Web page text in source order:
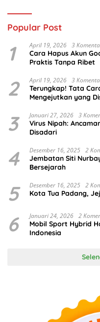
Popular Post
1 April 19, 2026 3
Cara Hapus Akun
Praktis Tanpa Ribet
2 April 19, 2026 3
Terungkap! Tata
Mengejutkan yang
3 Januari 27, 2026 3
Virus Nipah:
Disadari
4 Desember 16, 2025 2
Jembatan Siti
Bersejarah
5 Desember 16, 2025 2
Kota Tua Padang,
6 Januari 24, 2026 2
Mobil Sport Hybrid
Indonesia